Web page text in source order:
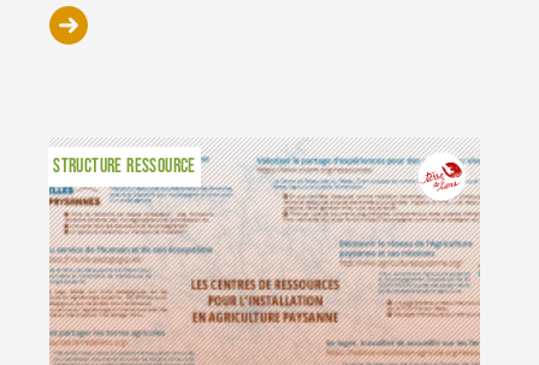
STRUCTURE RESSOURCE